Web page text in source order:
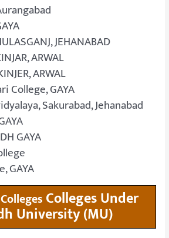
JEHANABAD
ARWAL
ARWAL
College, GAYA
Sakurabad, Jehanabad
GAYA
GAYA
CollegesUnder
University (MU)